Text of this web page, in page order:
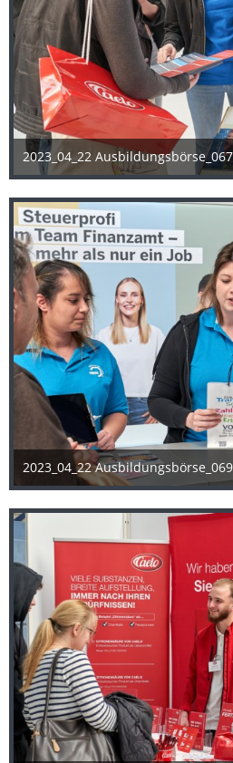
2023_04_22
25. April 2023
2023_04_22
25. April 2023